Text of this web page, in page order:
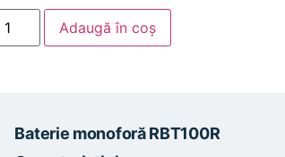
Adaugă în coș
Baterie monoforă RBT100R